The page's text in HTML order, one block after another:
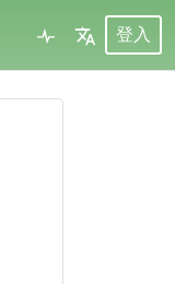
登入